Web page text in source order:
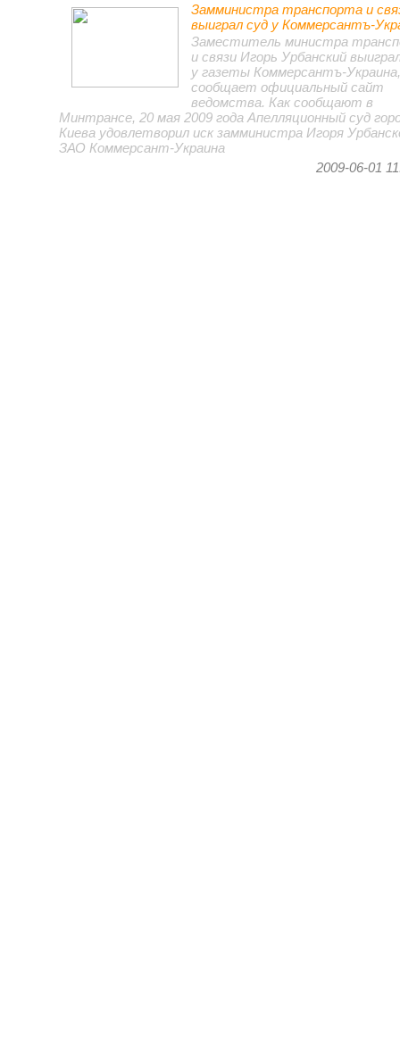
Замминистра транспорта и
выиграл суд у Коммерсантъ-
Заместитель министра
и связи Игорь Урбанский
у газеты Коммерсантъ-Украина,
сообщает официальный сайт
ведомства. Как сообщают в
Минтрансе, 20 мая 2009 года Апелляционный суд
Киева удовлетворил иск замминистра Игоря
ЗАО Коммерсант-Украина
2009-06-01